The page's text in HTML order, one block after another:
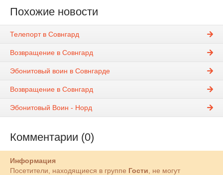
Похожие новости
Телепорт в Совнгард
Возвращение в Совнгард
Эбонитовый воин в Совнгарде
Возвращение в Совнгард
Эбонитовый Воин - Норд
Комментарии (0)
Информация
Посетители, находящиеся в группе Гости , не могут